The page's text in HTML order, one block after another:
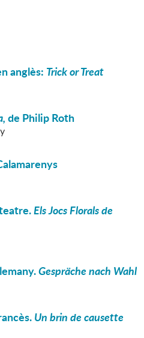
anglès: Trick or Treat
de Philip Roth
Els Jocs Florals de
Gespräche nach Wahl
Un brin de causette